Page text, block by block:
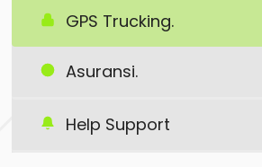
GPS Trucking.
Asuransi.
Help Support